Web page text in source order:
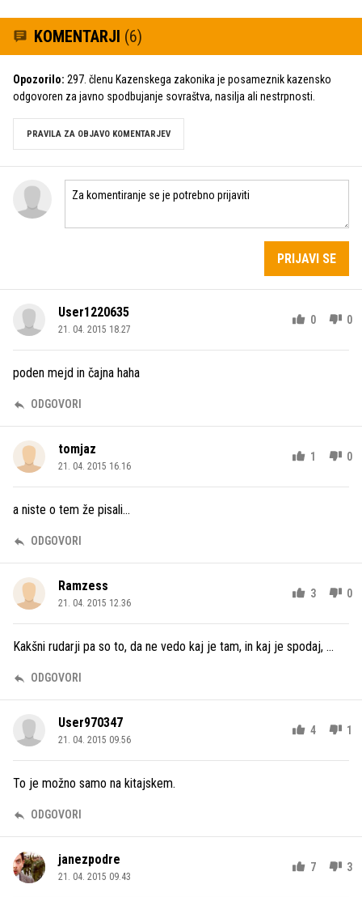
KOMENTARJI (6)
Opozorilo: 297. členu Kazenskega zakonika je posameznik kazensko
odgovoren za javno spodbujanje sovraštva, nasilja ali nestrpnosti.
PRAVILA ZA OBJAVO KOMENTARJEV
PRIJAVI SE
User1220635
21. 04. 2015 18.27
0 0
poden mejd in čajna haha
ODGOVORI
tomjaz
21. 04. 2015 16.16
1 0
a niste o tem že pisali...
ODGOVORI
Ramzess
21. 04. 2015 12.36
3 0
Kakšni rudarji pa so to, da ne vedo kaj je tam, in kaj je spodaj, ...
ODGOVORI
User970347
21. 04. 2015 09.56
4 1
To je možno samo na kitajskem.
ODGOVORI
janezpodre
21. 04. 2015 09.43
7 3